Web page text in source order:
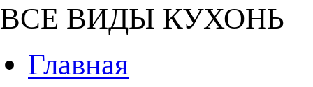
ВСЕ ВИДЫ КУХОНЬ
Главная